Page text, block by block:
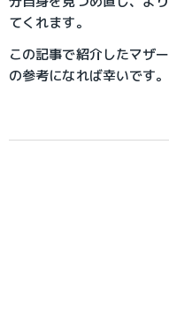
てくれます。
この記事で紹介したマザ
の参考になれば幸いです。